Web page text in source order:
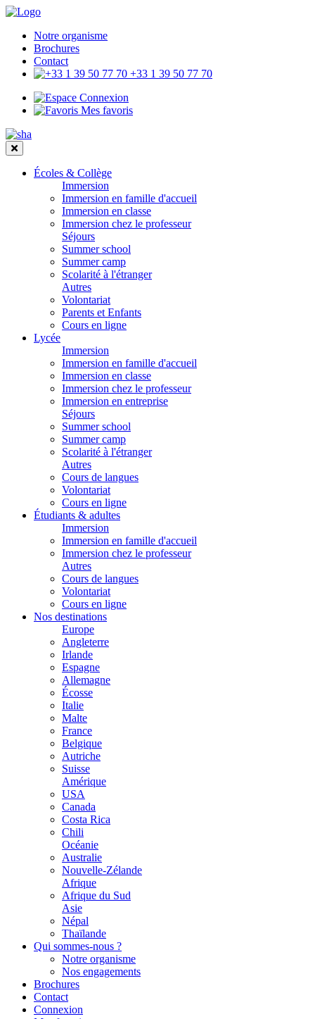
Notre organisme
Brochures
Contact
+33 1 39 50 77 70
Connexion
Mes favoris
Écoles & Collège
Immersion
Immersion en famille d'accueil
Immersion en classe
Immersion chez le professeur
Séjours
Summer school
Summer camp
Scolarité à l'étranger
Autres
Volontariat
Parents et Enfants
Cours en ligne
Lycée
Immersion
Immersion en famille d'accueil
Immersion en classe
Immersion chez le professeur
Immersion en entreprise
Séjours
Summer school
Summer camp
Scolarité à l'étranger
Autres
Cours de langues
Volontariat
Cours en ligne
Étudiants & adultes
Immersion
Immersion en famille d'accueil
Immersion chez le professeur
Autres
Cours de langues
Volontariat
Cours en ligne
Nos destinations
Europe
Angleterre
Irlande
Espagne
Allemagne
Écosse
Italie
Malte
France
Belgique
Autriche
Suisse
Amérique
USA
Canada
Costa Rica
Chili
Océanie
Australie
Nouvelle-Zélande
Afrique
Afrique du Sud
Asie
Népal
Thaïlande
Qui sommes-nous ?
Notre organisme
Nos engagements
Brochures
Contact
Connexion